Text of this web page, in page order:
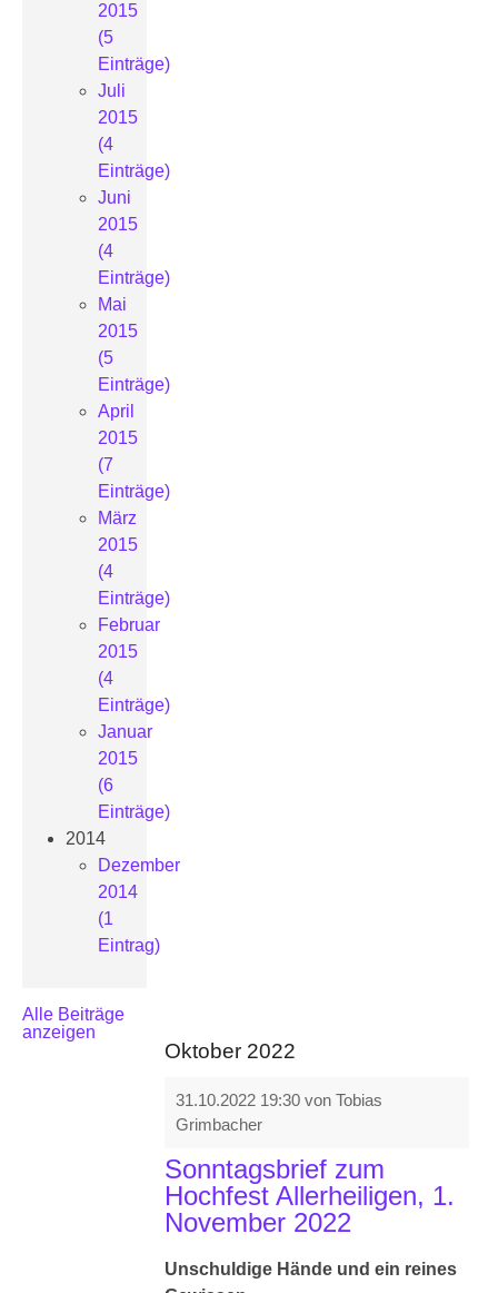
2015
(5
Einträge)
Juli
2015
(4
Einträge)
Juni
2015
(4
Einträge)
Mai
2015
(5
Einträge)
April
2015
(7
Einträge)
März
2015
(4
Einträge)
Februar
2015
(4
Einträge)
Januar
2015
(6
Einträge)
2014
Dezember
2014
(1
Eintrag)
Alle Beiträge
anzeigen
Oktober 2022
31.10.2022 19:30 von Tobias
Grimbacher
Sonntagsbrief zum
Hochfest Allerheiligen, 1.
November 2022
Unschuldige Hände und ein reines